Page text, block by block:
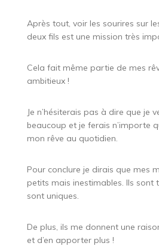
Après tout, voir les sourires sur
deux fils est une mission très
Cela fait même partie de mes
ambitieux !
Je n’hésiterais pas à dire que je
beaucoup et je ferais n’importe
mon rêve au quotidien.
Pour conclure je dirais que mes
petits mais inestimables. Ils sont
sont uniques.
De plus, ils me donnent une
et d’en apporter plus !